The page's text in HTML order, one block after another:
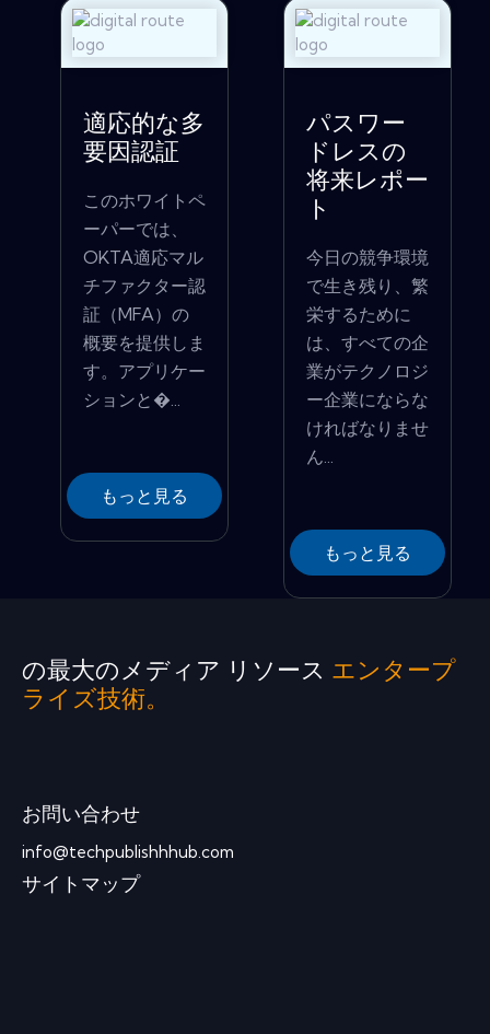
適応的な多
要因認証
このホワイトペ
ーパーでは、
OKTA適応マル
チファクター認
証（MFA）の
概要を提供しま
す。アプリケー
ションと�...
もっと見る
パスワー
ドレスの
将来レポー
ト
今日の競争環境
で生き残り、繁
栄するために
は、すべての企
業がテクノロジ
ー企業にならな
ければなりませ
ん...
もっと見る
の最大のメディア リソース エンタープ
ライズ技術。
お問い合わせ
info@techpublishhhub.com
サイトマップ